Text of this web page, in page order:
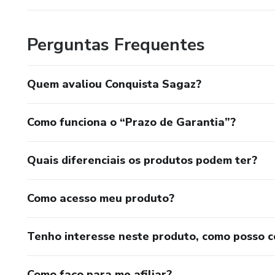
Perguntas Frequentes
Quem avaliou Conquista Sagaz?
Como funciona o “Prazo de Garantia”?
Quais diferenciais os produtos podem ter?
Como acesso meu produto?
Tenho interesse neste produto, como posso